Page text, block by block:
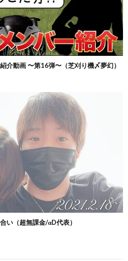
介動画 〜第16弾〜（芝刈り機〆夢幻）
い（超無課金/αD代表）